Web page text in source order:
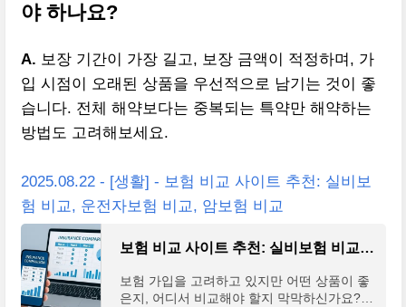
야 하나요?
A. 보장 기간이 가장 길고, 보장 금액이 적정하며, 가
입 시점이 오래된 상품을 우선적으로 남기는 것이 좋
습니다. 전체 해약보다는 중복되는 특약만 해약하는
방법도 고려해보세요.
2025.08.22 - [생활] - 보험 비교 사이트 추천: 실비보
험 비교, 운전자보험 비교, 암보험 비교
보험 비교 사이트 추천: 실비보험 비교, 운전자보험 비교, 암보험 비교
보험 가입을 고려하고 있지만 어떤 상품이 좋
은지, 어디서 비교해야 할지 막막하신가요?